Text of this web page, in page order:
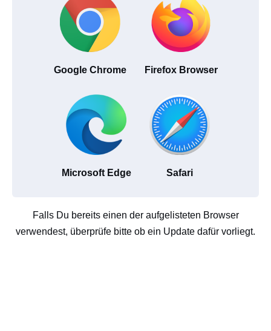
Google Chrome Firefox Browser
Microsoft Edge Safari
Falls Du bereits einen der aufgelisteten Browser
verwendest, überprüfe bitte ob ein Update dafür vorliegt.